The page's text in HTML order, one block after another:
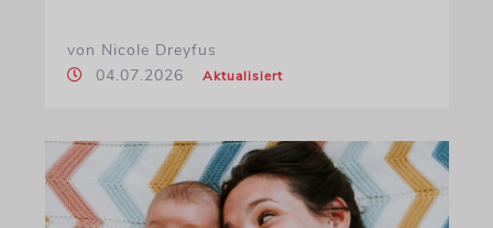
von Nicole Dreyfus
04.07.2026
Aktualisiert